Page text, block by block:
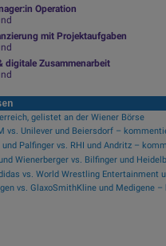
Operation
mit Projektaufgaben
digitale Zusammenarbeit
gelistet an der Wiener Börse